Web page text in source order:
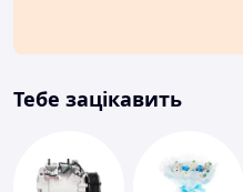
Тебе зацікавить